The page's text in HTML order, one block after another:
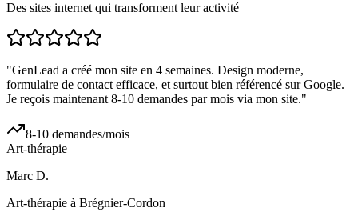
Des sites internet qui transforment leur activité
"GenLead a créé mon site en 4 semaines. Design moderne,
formulaire de contact efficace, et surtout bien référencé sur Google.
Je reçois maintenant 8-10 demandes par mois via mon site."
8-10 demandes/mois
Art-thérapie
Marc D.
Art-thérapie à Brégnier-Cordon